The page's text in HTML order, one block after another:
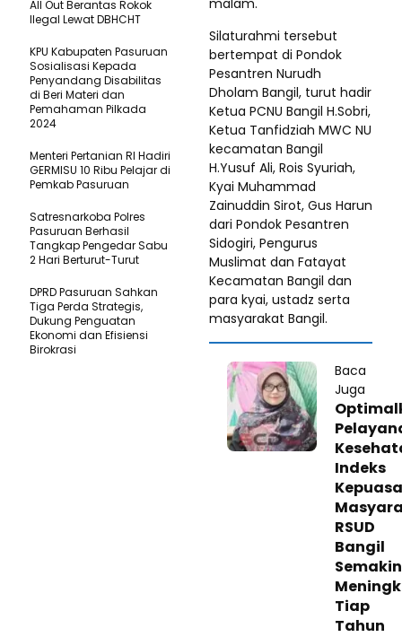
Silaturahmi tersebut
bertempat di Pondok
Pesantren Nurudh
Dholam Bangil, turut hadir
Ketua PCNU Bangil H.Sobri,
Ketua Tanfidziah MWC NU
kecamatan Bangil
H.Yusuf Ali, Rois Syuriah,
Kyai Muhammad
Zainuddin Sirot, Gus Harun
dari Pondok Pesantren
Sidogiri, Pengurus
Muslimat dan Fatayat
Kecamatan Bangil dan
para kyai, ustadz serta
masyarakat Bangil.
Baca
Juga
Indeks
RSUD
Bangil
Semakin
Tiap
Tahun
All Out Berantas Rokok
Ilegal Lewat DBHCHT
KPU Kabupaten Pasuruan
Sosialisasi Kepada
Penyandang Disabilitas
di Beri Materi dan
Pemahaman Pilkada
2024
Menteri Pertanian RI Hadiri
GERMISU 10 Ribu Pelajar di
Pemkab Pasuruan
Satresnarkoba Polres
Pasuruan Berhasil
Tangkap Pengedar Sabu
2 Hari Berturut-Turut
DPRD Pasuruan Sahkan
Tiga Perda Strategis,
Dukung Penguatan
Ekonomi dan Efisiensi
Birokrasi